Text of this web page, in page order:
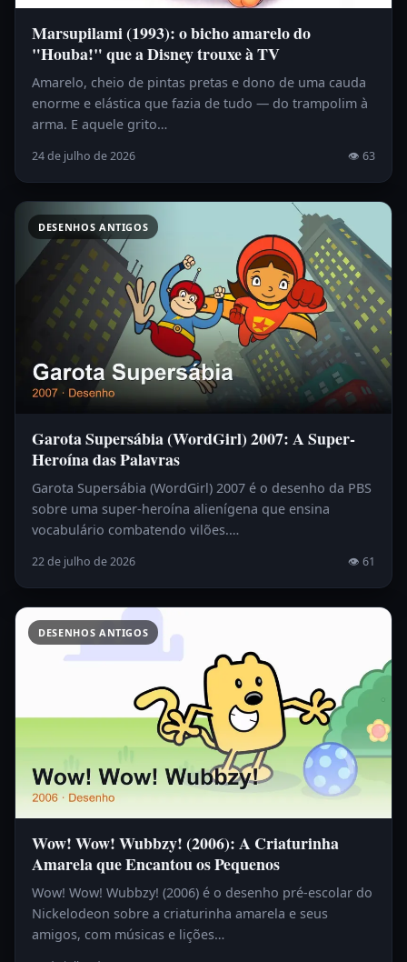
Marsupilami (1993): o bicho amarelo do
"Houba!" que a Disney trouxe à TV
Amarelo, cheio de pintas pretas e dono de uma cauda
enorme e elástica que fazia de tudo — do trampolim à
arma. E aquele grito…
24 de julho de 2026 👁 63
DESENHOS ANTIGOS
Garota Supersábia (WordGirl) 2007: A Super-
Heroína das Palavras
Garota Supersábia (WordGirl) 2007 é o desenho da PBS
sobre uma super-heroína alienígena que ensina
vocabulário combatendo vilões.…
22 de julho de 2026 👁 61
DESENHOS ANTIGOS
Wow! Wow! Wubbzy! (2006): A Criaturinha
Amarela que Encantou os Pequenos
Wow! Wow! Wubbzy! (2006) é o desenho pré-escolar do
Nickelodeon sobre a criaturinha amarela e seus
amigos, com músicas e lições…